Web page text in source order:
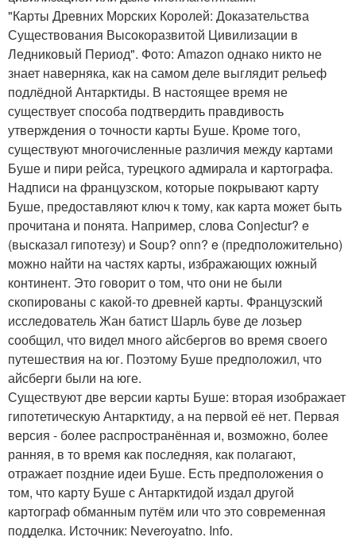
"Карты Древних Морских Королей: Доказательства
Существования Высокоразвитой Цивилизации в
Ледниковый Период". Фото: Amazon однако никто не
знает наверняка, как на самом деле выглядит рельеф
подлёдной Антарктиды. В настоящее время не
существует способа подтвердить правдивость
утверждения о точности карты Буше. Кроме того,
существуют многочисленные различия между картами
Буше и пири рейса, турецкого адмирала и картографа.
Надписи на французском, которые покрывают карту
Буше, предоставляют ключ к тому, как карта может быть
прочитана и понята. Например, слова Conjectur? e
(высказал гипотезу) и Soup? onn? e (предположительно)
можно найти на частях карты, избражающих южный
континент. Это говорит о том, что они не были
скопированы с какой-то древней карты. Французский
исследователь Жан батист Шарль буве де лозьер
сообщил, что видел много айсбергов во время своего
путешествия на юг. Поэтому Буше предположил, что
айсберги были на юге.
Существуют две версии карты Буше: вторая изображает
гипотетическую Антарктиду, а на первой её нет. Первая
версия - более распространённая и, возможно, более
ранняя, в то время как последняя, как полагают,
отражает поздние идеи Буше. Есть предположения о
том, что карту Буше с Антарктидой издал другой
картограф обманным путём или что это современная
подделка. Источник: Neveroyatno. Info.